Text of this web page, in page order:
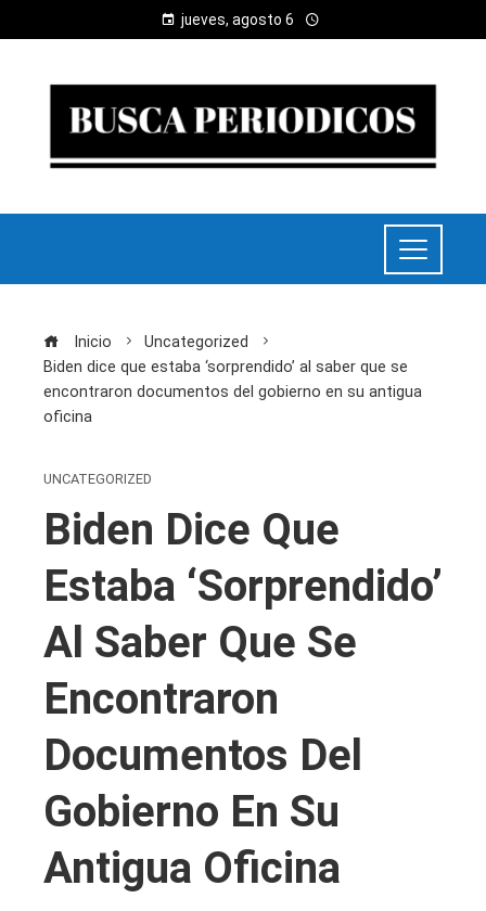
jueves, agosto 6
Inicio
Uncategorized
Biden dice que estaba ‘sorprendido’ al saber que se
encontraron documentos del gobierno en su antigua
oficina
UNCATEGORIZED
Biden Dice Que
Estaba ‘sorprendido’
Al Saber Que Se
Encontraron
Documentos Del
Gobierno En Su
Antigua Oficina